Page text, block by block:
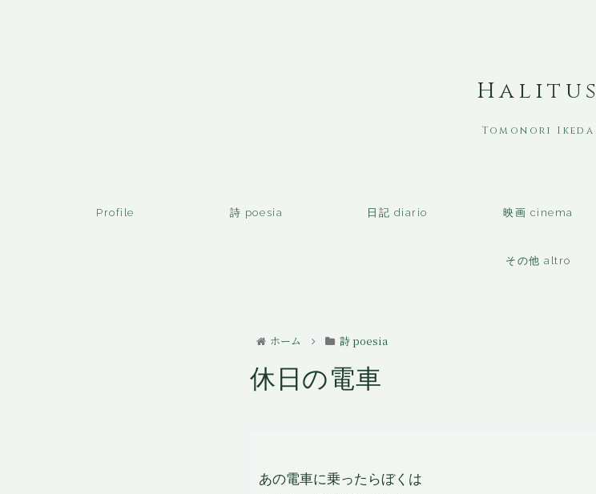
Halitus
Profile 詩 poesia 日記 diario 映画 cinema
その他 altro
ホーム 詩 poesia
休日の電車
あの電車に乗ったらぼくは